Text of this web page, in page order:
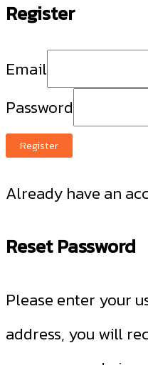
Register
Email
Password
Register
Already have an
Reset Password
Please enter your
address, you will